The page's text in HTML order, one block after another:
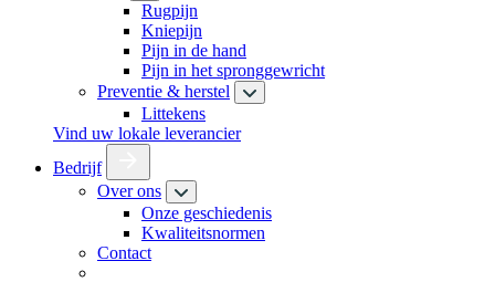
Rugpijn
Kniepijn
Pijn in de hand
Pijn in het spronggewricht
Preventie & herstel
Littekens
Vind uw lokale leverancier
Bedrijf
Over ons
Onze geschiedenis
Kwaliteitsnormen
Contact